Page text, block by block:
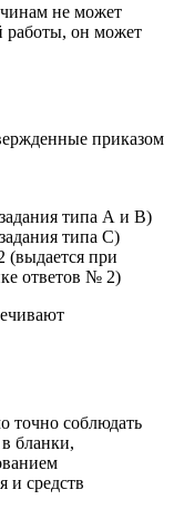
не может
работы, он может
приказом
типа А и В)
типа С)
(выдается при
ответов № 2)
точно соблюдать
бланки,
и средств